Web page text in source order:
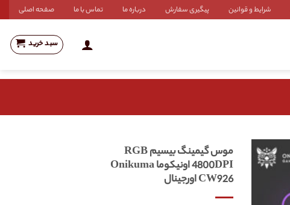
شرایط و قوانین پیگیری سفارش درباره ما تماس با ما صفحه اصلی
سبد خرید
موس گیمینگ بیسیم RGB
4800DPI اونیکوما Onikuma
CW926 اورجینال